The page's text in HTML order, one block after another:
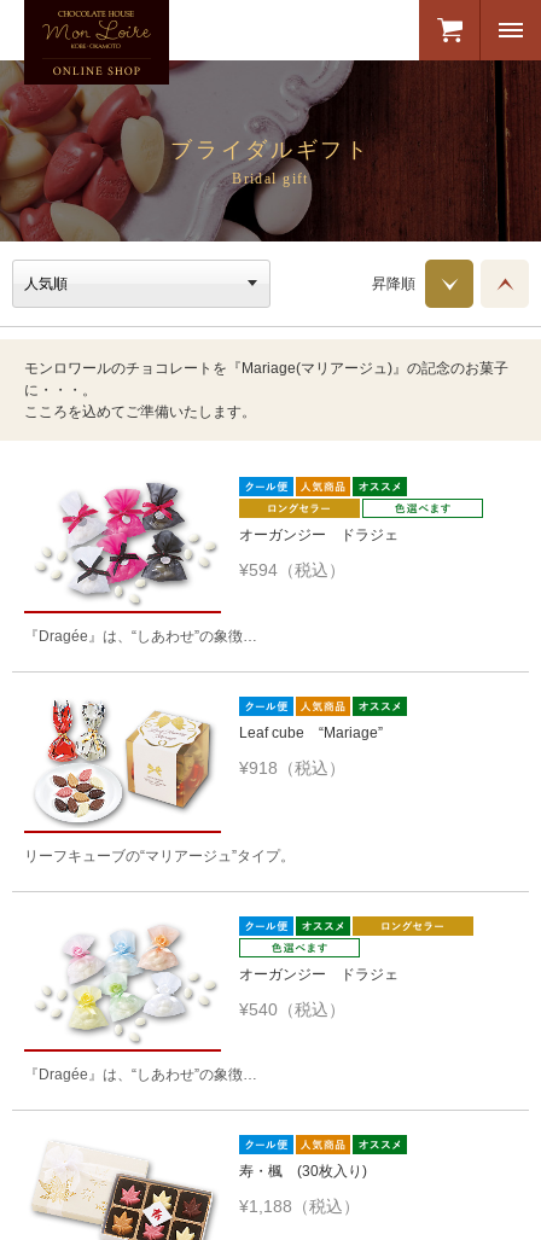
ブライダルギフト
Bridal gift
昇降順
モンロワールのチョコレートを『Mariage(マリアージュ)』の記念のお菓子
に・・・。
こころを込めてご準備いたします。
オーガンジー ドラジェ
¥594（税込）
『Dragée』は、“しあわせ”の象徴…
Leaf cube “Mariage”
¥918（税込）
リーフキューブの“マリアージュ”タイプ。
オーガンジー ドラジェ
¥540（税込）
『Dragée』は、“しあわせ”の象徴…
寿・楓 (30枚入り)
¥1,188（税込）